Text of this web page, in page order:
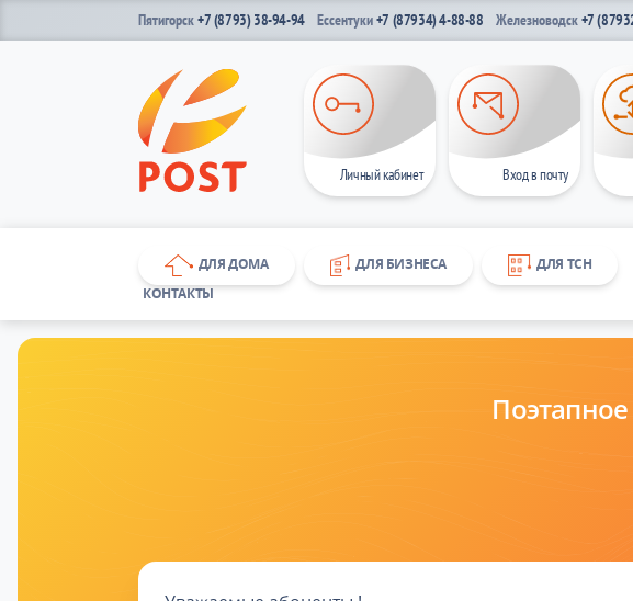
Пятигорск+7 (8793) 38-94-94 Ессентуки+7 (87934) 4-88-88 Железноводск+7
Личный кабинет Вход в почту
ДЛЯ ДОМА ДЛЯ БИЗНЕСА ДЛЯ ТСН
КОНТАКТЫ